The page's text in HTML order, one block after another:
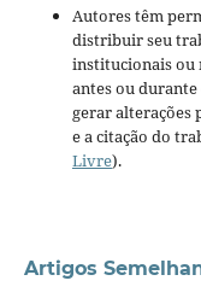
Autores têm
distribuir seu
institucionais ou
antes ou
gerar alterações
e a citação do
Livre).
Artigos